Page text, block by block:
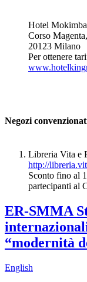
Hotel Mokimba
Corso
20123 Milano
Per ottenere
Negozi
Libreria Vita e
http://
Sconto fino al
partecipanti al
ER-SMMA
“modernità
English